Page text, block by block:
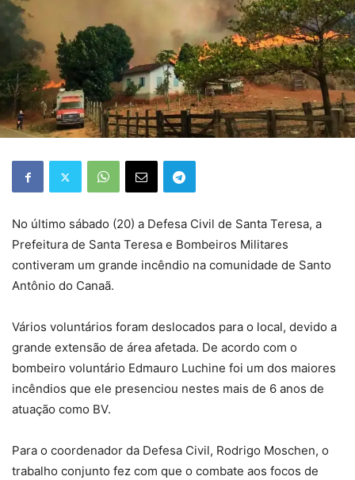
No último sábado (20) a Defesa Civil de Santa Teresa, a
Prefeitura de Santa Teresa e Bombeiros Militares
contiveram um grande incêndio na comunidade de Santo
Antônio do Canaã.
Vários voluntários foram deslocados para o local, devido a
grande extensão de área afetada. De acordo com o
bombeiro voluntário Edmauro Luchine foi um dos maiores
incêndios que ele presenciou nestes mais de 6 anos de
atuação como BV.
Para o coordenador da Defesa Civil, Rodrigo Moschen, o
trabalho conjunto fez com que o combate aos focos de